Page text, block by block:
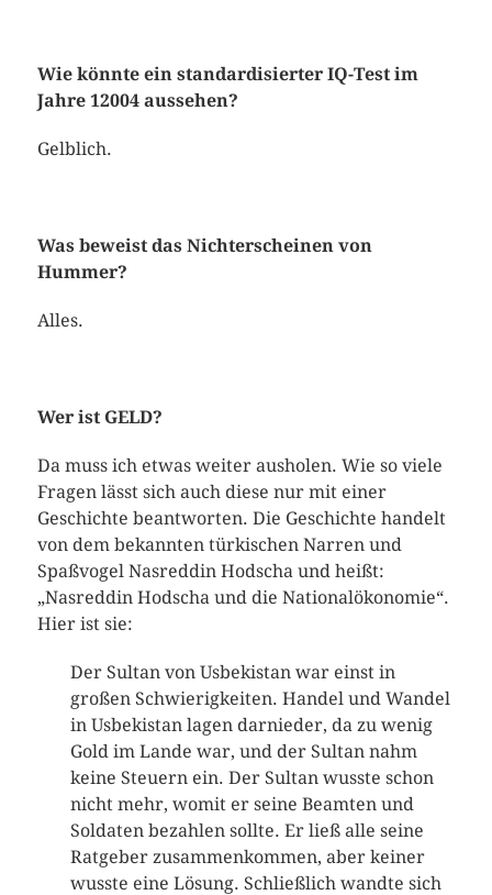
Wie könnte ein standardisierter IQ-Test im
Jahre 12004 aussehen?
Gelblich.
Was beweist das Nichterscheinen von
Hummer?
Alles.
Wer ist GELD?
Da muss ich etwas weiter ausholen. Wie so viele
Fragen lässt sich auch diese nur mit einer
Geschichte beantworten. Die Geschichte handelt
von dem bekannten türkischen Narren und
Spaßvogel Nasreddin Hodscha und heißt:
„Nasreddin Hodscha und die Nationalökonomie“.
Hier ist sie:
Der Sultan von Usbekistan war einst in
großen Schwierigkeiten. Handel und Wandel
in Usbekistan lagen darnieder, da zu wenig
Gold im Lande war, und der Sultan nahm
keine Steuern ein. Der Sultan wusste schon
nicht mehr, womit er seine Beamten und
Soldaten bezahlen sollte. Er ließ alle seine
Ratgeber zusammenkommen, aber keiner
wusste eine Lösung. Schließlich wandte sich